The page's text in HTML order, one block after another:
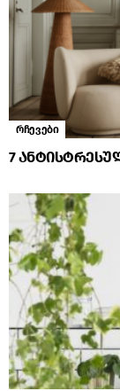
რჩევები
7